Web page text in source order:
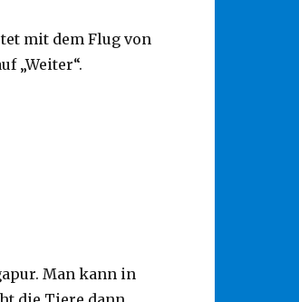
mit dem Flug von
„Weiter“.
Man kann in